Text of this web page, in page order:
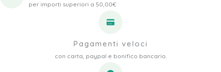
per importi superiori a 50,00€
Pagamenti veloci
con carta, paypal e bonifico bancario.